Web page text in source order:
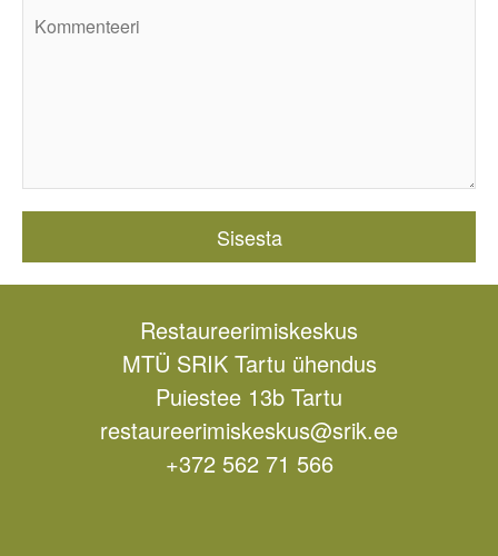
Restaureerimiskeskus
MTÜ SRIK Tartu ühendus
Puiestee 13b Tartu
restaureerimiskeskus@srik.ee
+372 562 71 566